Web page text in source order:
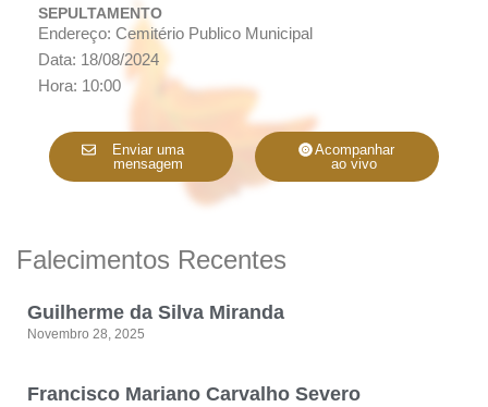
SEPULTAMENTO
Endereço: Cemitério Publico Municipal
Data: 18/08/2024
Hora: 10:00
Enviar uma
mensagem
Acompanhar
ao vivo
Falecimentos Recentes
Guilherme da Silva Miranda
Novembro 28, 2025
Francisco Mariano Carvalho Severo